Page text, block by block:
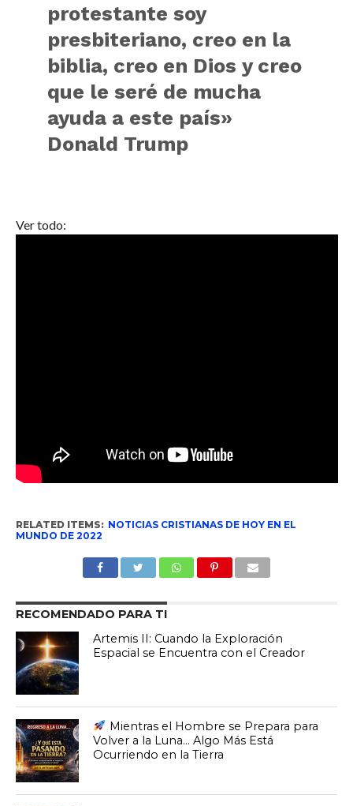
protestante soy
presbiteriano, creo en la
biblia, creo en Dios y creo
que le seré de mucha
ayuda a este país»
Donald Trump
Ver todo:
RELATED ITEMS: NOTICIAS CRISTIANAS DE HOY EN EL
MUNDO DE 2022
RECOMENDADO PARA TI
Artemis II: Cuando la Exploración
Espacial se Encuentra con el Creador
Mientras el Hombre se Prepara para
Volver a la Luna… Algo Más Está
Ocurriendo en la Tierra